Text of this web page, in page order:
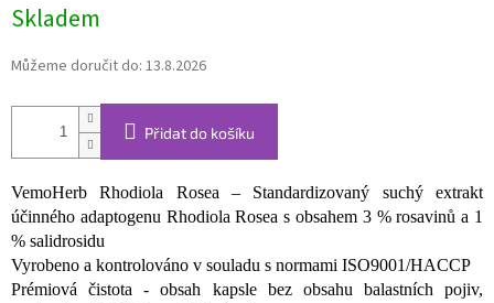
cena:
Skladem
Můžeme doručit do: 13.8.2026
Přidat do košíku
VemoHerb Rhodiola Rosea – Standardizovaný suchý extrakt
účinného adaptogenu Rhodiola Rosea s obsahem 3 % rosavinů a 1
% salidrosidu
Vyrobeno a kontrolováno v souladu s normami ISO9001/HACCP
Prémiová čistota - obsah kapsle bez obsahu balastních pojiv,